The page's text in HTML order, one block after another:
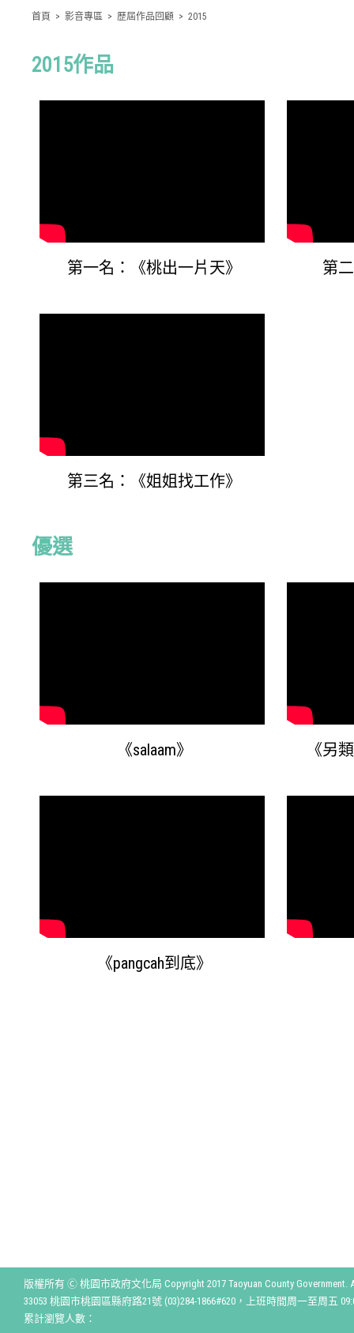
首頁 > 影音專區 > 歷屆作品回顧 > 2015
2015作品
第一名：《桃出一片天》 第
第三名：《姐姐找工作》
優選
《salaam》 《另
《pangcah到底》
版權所有 Ⓒ 桃園市政府文化局 Copyright 2017 Taoyuan County Government.
33053 桃園市桃園區縣府路21號 (03)284-1866#620，上班時間周一至周五
累計瀏覽人數：